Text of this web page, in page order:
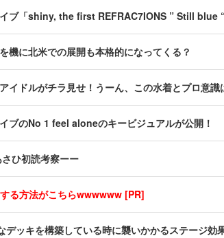
ブ「shiny, the first REFRAC7IONS ” Still blue
機に北米での展開も本格的になってくる？
イドルがチラ見せ！うーん、この水着とプロ意
ブのNo 1 feel aloneのキービジュアルが公開！
ひ初読考察ーー
る方法がこちらwwwwww [PR]
デッキを構築している時に襲いかかるステージ効